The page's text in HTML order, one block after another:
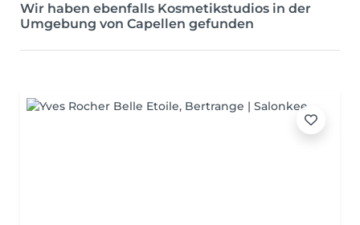
Wir haben ebenfalls Kosmetikstudios in der
Umgebung von Capellen gefunden